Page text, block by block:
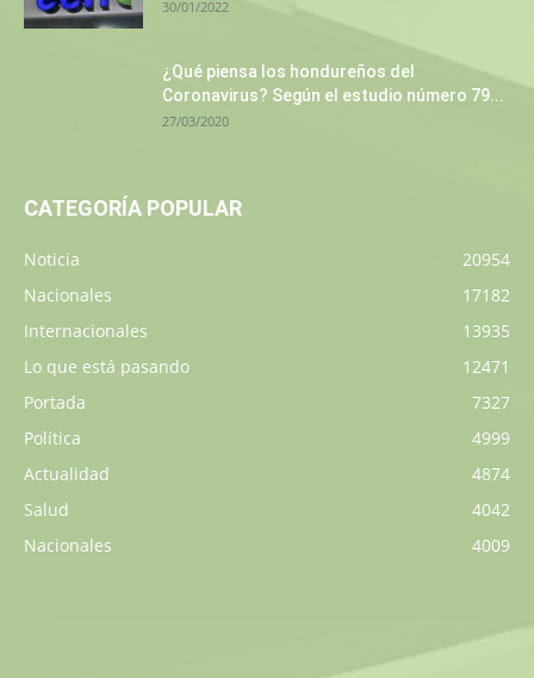
30/01/2022
¿Qué piensa los hondureños del
Coronavirus? Según el estudio número 79...
27/03/2020
CATEGORÍA POPULAR
Noticia
20954
Nacionales
17182
Internacionales
13935
Lo que está pasando
12471
Portada
7327
Política
4999
Actualidad
4874
Salud
4042
Nacionales
4009